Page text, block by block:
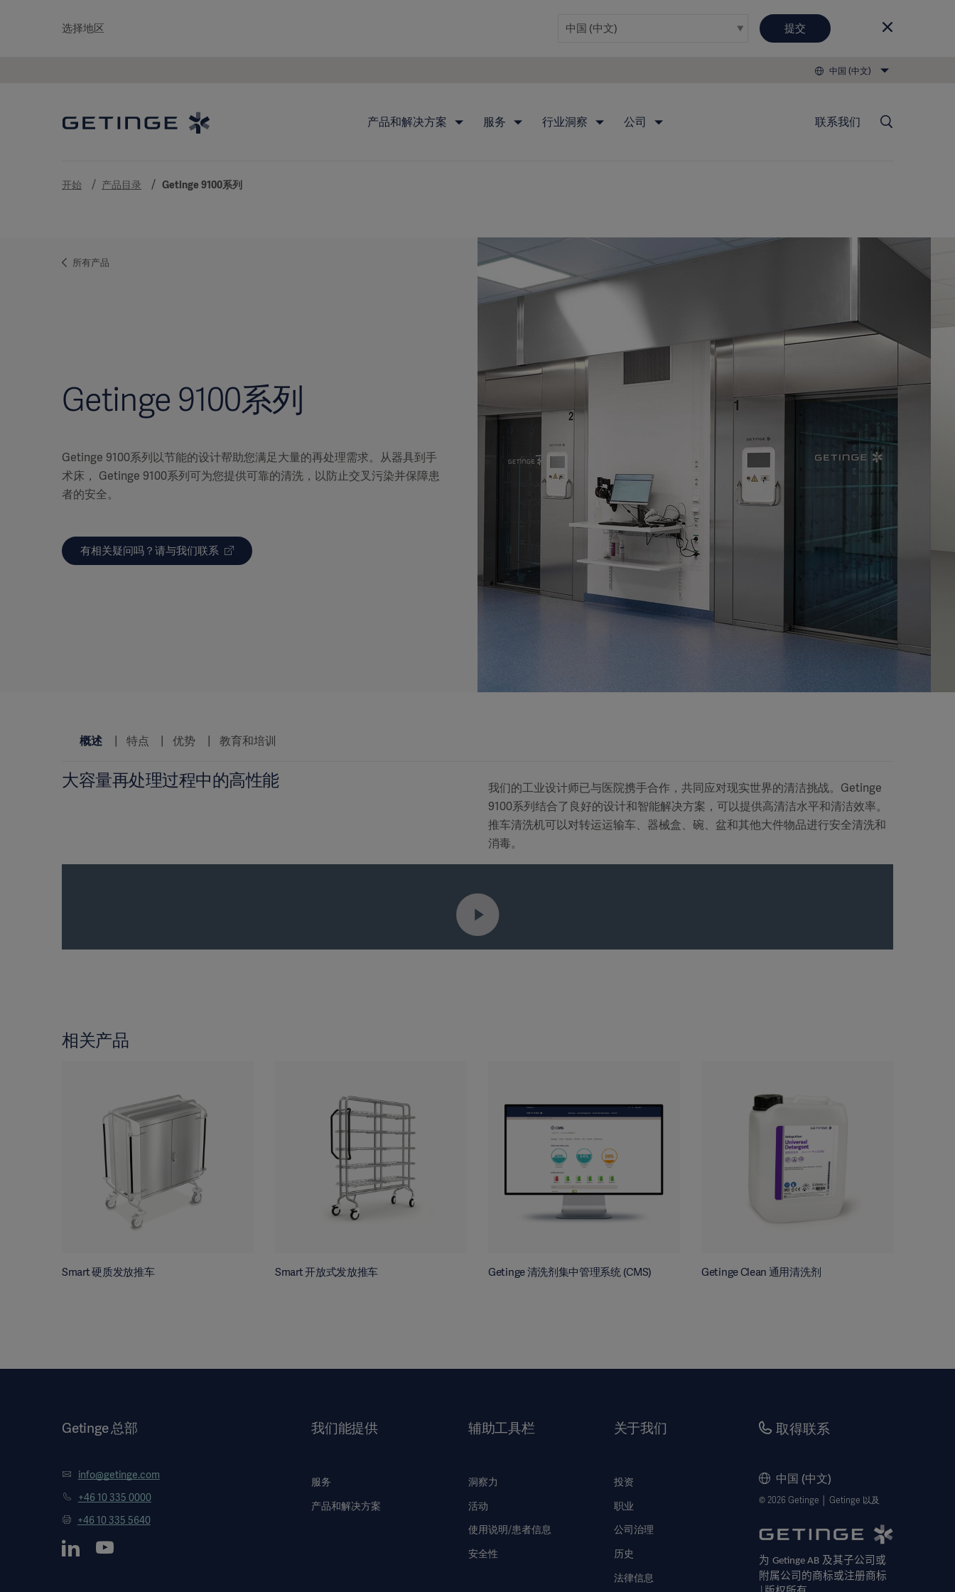
选择地区 提交
中国 (中文)
产品和解决方案 服务 行业洞察 公司 联系我们
开始 产品目录 Getinge 9100系列
所有产品
Getinge 9100系列
Getinge 9100系列以节能的设计帮助您满足大量的再处理需求。从器具到手
术床， Getinge 9100系列可为您提供可靠的清洗，以防止交叉污染并保障患
者的安全。
有相关疑问吗？请与我们联系
概述 特点 优势 教育和培训
大容量再处理过程中的高性能
我们的工业设计师已与医院携手合作，共同应对现实世界的清洁挑战。Getinge
9100系列结合了良好的设计和智能解决方案，可以提供高清洁水平和清洁效率。
推车清洗机可以对转运运输车、器械盒、碗、盆和其他大件物品进行安全清洗和
消毒。
相关产品
Smart 硬质发放推车 Smart 开放式发放推车 Getinge 清洗剂集中管理系统 (CMS) Getinge Clean 通用清洗剂
Getinge 总部
info@getinge.com
+46 10 335 0000
+46 10 335 5640
我们能提供
服务
产品和解决方案
辅助工具栏
洞察力
活动
使用说明/患者信息
安全性
关于我们
投资
职业
公司治理
历史
法律信息
取得联系
中国 (中文)
© 2026 Getinge │ Getinge 以及
为Getinge AB 及其子公司或
附属公司的商标或注册商标